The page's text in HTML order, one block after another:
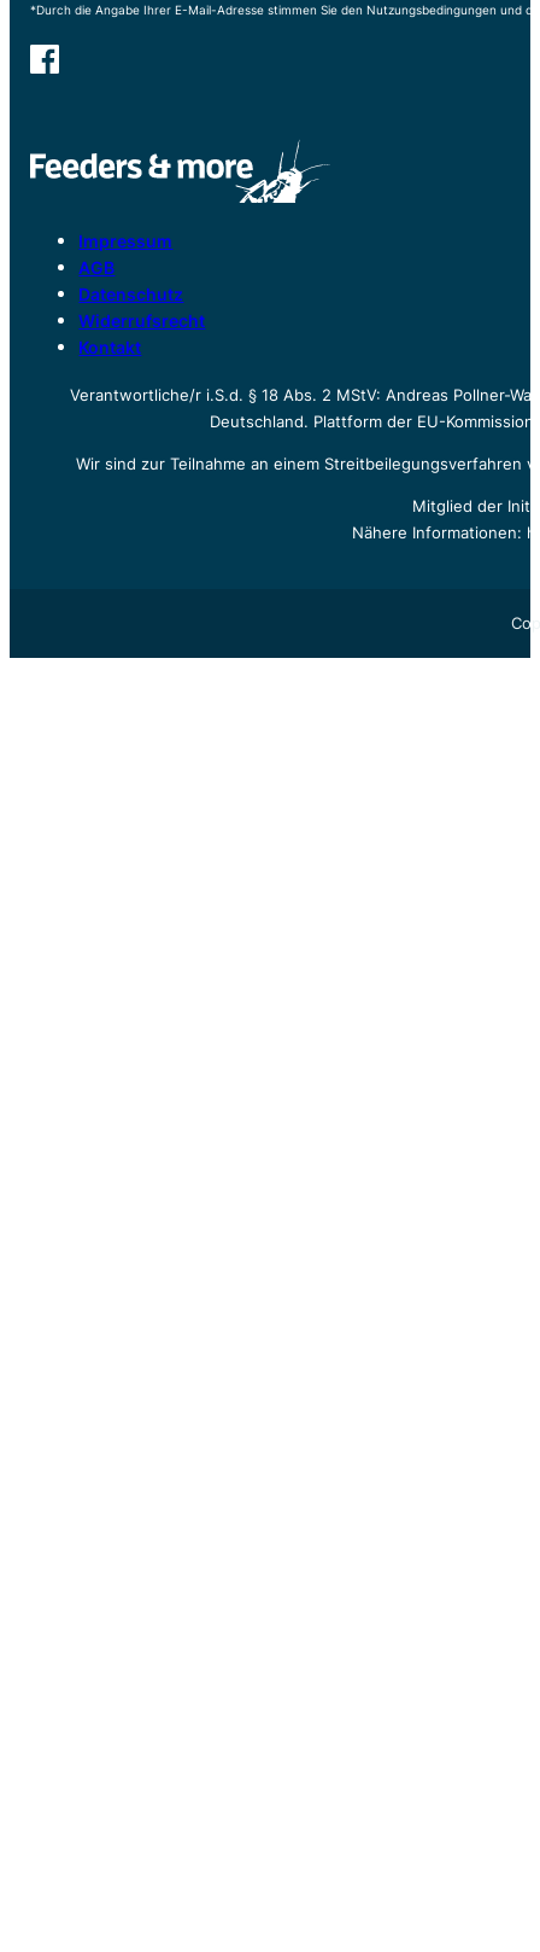
*Durch die Angabe Ihrer E-Mail-Adresse stimmen Sie den Nutzungsbedingungen und
Impressum
AGB
Datenschutz
Widerrufsrecht
Kontakt
Verantwortliche/r i.S.d. § 18 Abs. 2 MStV: Andreas Pollner-
Deutschland. Plattform der EU-
Wir sind zur Teilnahme an einem
Mitglied der
Nähere Informationen: